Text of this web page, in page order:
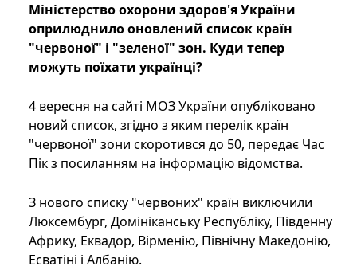
Міністерство охорони здоров'я України
оприлюднило оновлений список країн
"червоної" і "зеленої" зон. Куди тепер
можуть поїхати українці?
4 вересня на сайті МОЗ України опубліковано
новий список, згідно з яким перелік країн
"червоної" зони скоротився до 50, передає Час
Пік з посиланням на інформацію відомства.
З нового списку "червоних" країн виключили
Люксембург, Домініканську Республіку, Південну
Африку, Еквадор, Вірменію, Північну Македонію,
Есватіні і Албанію.